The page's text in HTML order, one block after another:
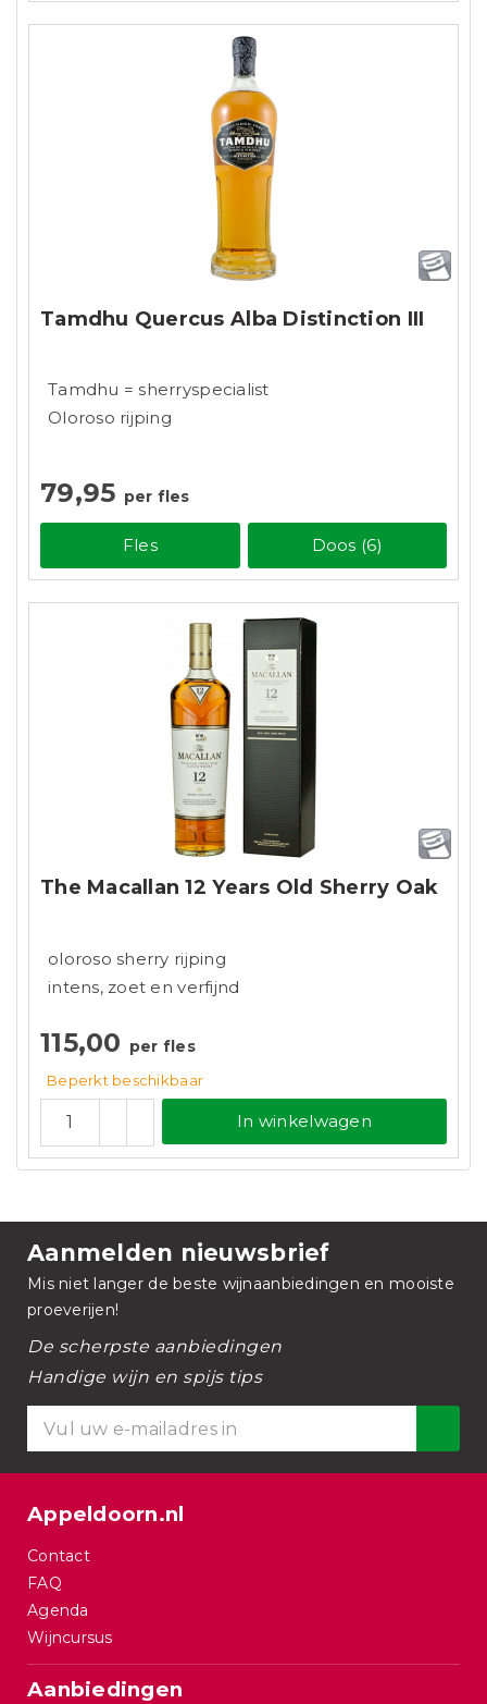
Tamdhu Quercus Alba Distinction III
Tamdhu = sherryspecialist
Oloroso rijping
79,95 per fles
Fles Doos (6)
The Macallan 12 Years Old Sherry Oak
oloroso sherry rijping
intens, zoet en verfijnd
115,00 per fles
Beperkt beschikbaar
In winkelwagen
Aanmelden nieuwsbrief
Mis niet langer de beste wijnaanbiedingen en mooiste
proeverijen!
De scherpste aanbiedingen
Handige wijn en spijs tips
Appeldoorn.nl
Contact
FAQ
Agenda
Wijncursus
Aanbiedingen